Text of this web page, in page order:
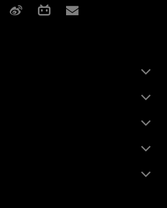
Weixin Weibo Bilibili